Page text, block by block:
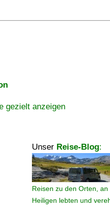
gezielt anzeigen
Unser Reise-Blog:
Reisen zu den Orten,
Heiligen lebten und